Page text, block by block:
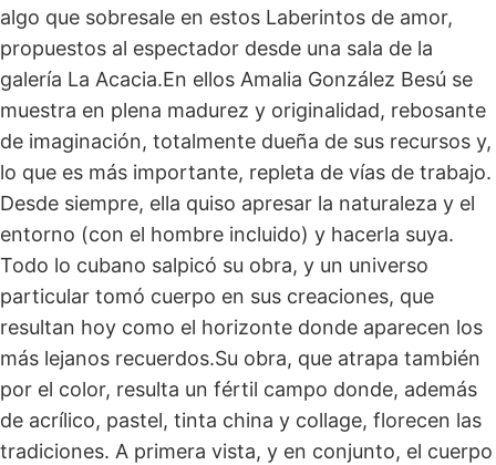
algo que sobresale en estos Laberintos de amor,
propuestos al espectador desde una sala de la
galería La Acacia.En ellos Amalia González Besú se
muestra en plena madurez y originalidad, rebosante
de imaginación, totalmente dueña de sus recursos y,
lo que es más importante, repleta de vías de trabajo.
Desde siempre, ella quiso apresar la naturaleza y el
entorno (con el hombre incluido) y hacerla suya.
Todo lo cubano salpicó su obra, y un universo
particular tomó cuerpo en sus creaciones, que
resultan hoy como el horizonte donde aparecen los
más lejanos recuerdos.Su obra, que atrapa también
por el color, resulta un fértil campo donde, además
de acrílico, pastel, tinta china y collage, florecen las
tradiciones. A primera vista, y en conjunto, el cuerpo